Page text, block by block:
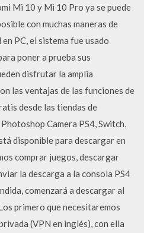
Mi 10 y Mi 10 Pro ya se puede
con muchas maneras de
PC, el sistema fue usado
poner a prueba sus
disfrutar la amplia
las ventajas de las funciones de
desde las tiendas de
Camera PS4, Switch,
disponible para descargar en
comprar juegos, descargar
la descarga a la consola PS4
comenzará a descargar al
primero que necesitaremos
(VPN en inglés), con ella